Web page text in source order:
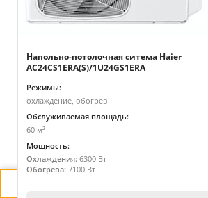
Напольно-потолочная ситема Haier
AC24CS1ERA(S)/1U24GS1ERA
Режимы:
охлаждение, обогрев
Обслуживаемая площадь:
60 м²
Мощность:
Охлаждения: 6300 Вт
Обогрева: 7100 Вт